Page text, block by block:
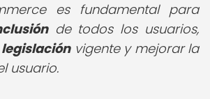
es fundamental para
de todos los usuarios,
legislaciónvigente y mejorar la
usuario.